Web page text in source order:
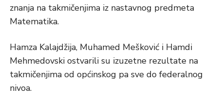
znanja na takmičenjima iz nastavnog predmeta
Matematika.
Hamza Kalajdžija, Muhamed Mešković i Hamdi
Mehmedovski ostvarili su izuzetne rezultate na
takmičenjima od općinskog pa sve do federalnog
nivoa.